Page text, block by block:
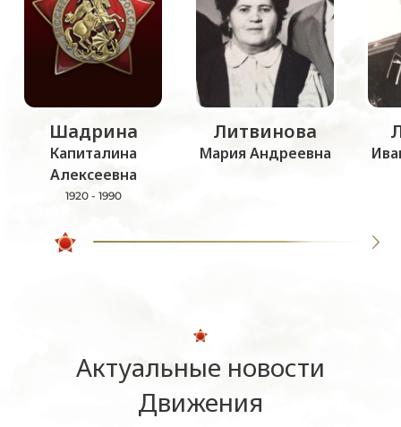
Шадрина
Капиталина
Алексеевна
1920 - 1990
Литвинова
Мария Андреевна
Актуальные новости
Движения